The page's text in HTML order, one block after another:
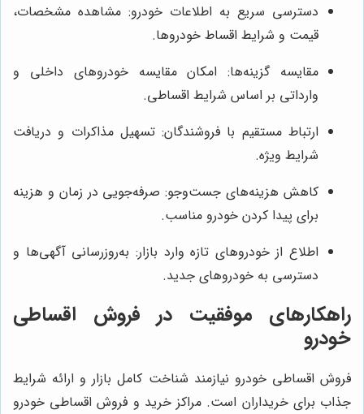
دسترسی سریع به اطلاعات خودرو: مشاهده مشخصات،
قیمت و شرایط اقساط خودروها.
مقایسه گزینه‌ها: امکان مقایسه خودروهای داخلی و
وارداتی بر اساس شرایط اقساطی.
ارتباط مستقیم با فروشندگان: تسهیل مذاکرات و دریافت
شرایط ویژه.
کاهش هزینه‌های جست‌وجو: صرفه‌جویی در زمان و هزینه
برای پیدا کردن خودرو مناسب.
اطلاع از خودروهای تازه وارد بازار: به‌روزرسانی آگهی‌ها و
دسترسی به خودروهای جدید.
راهکارهای موفقیت در فروش اقساطی
خودرو
فروش اقساطی خودرو نیازمند شناخت کامل بازار و ارائه شرایط
جذاب برای خریداران است. مراکز خرید و فروش اقساطی خودرو